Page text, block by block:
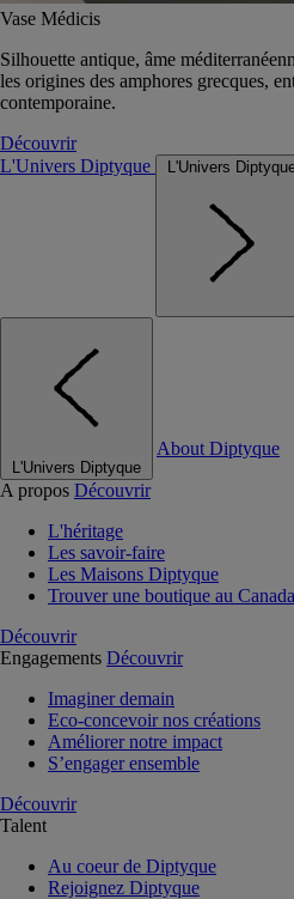
Vase Médicis
Silhouette antique, âme
les origines des amphores grecques,
contemporaine.
Découvrir
L'Univers Diptyque
L'Univers
L'Univers Diptyque
About Diptyque
A propos Découvrir
L'héritage
Les savoir-faire
Les Maisons Diptyque
Trouver une boutique au Canada
Découvrir
Engagements Découvrir
Imaginer demain
Eco-concevoir nos créations
Améliorer notre impact
S’engager ensemble
Découvrir
Talent
Au coeur de Diptyque
Rejoignez Diptyque